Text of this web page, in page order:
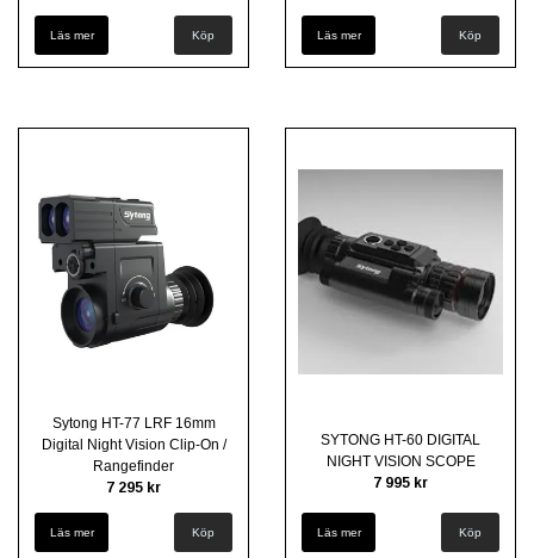
Läs mer Köp Läs mer
Sytong HT-77 LRF 16mm
Digital Night Vision Clip-On /
Rangefinder
7 295 kr
Läs mer
SYTONG HT-60 DIGITAL
NIGHT VISION SCOPE
7 995 kr
Läs mer